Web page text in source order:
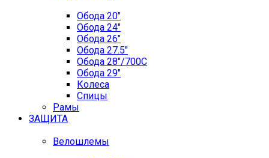
Обода 20"
Обода 24"
Обода 26"
Обода 27.5"
Обода 28"/700C
Обода 29"
Колеса
Спицы
Рамы
ЗАЩИТА
Велошлемы